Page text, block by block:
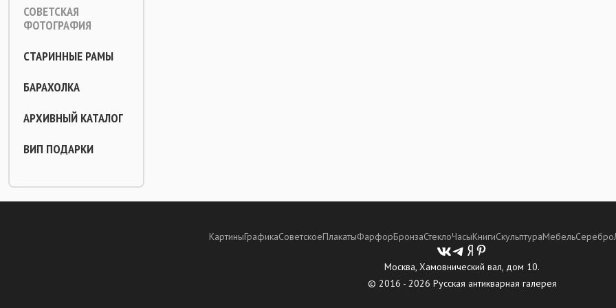
СОВЕТСКАЯ
ФОТОГРАФИЯ
СТАРИННЫЕ РАМЫ
БАРАХОЛКА
АРХИВНЫЙ КАТАЛОГ
ВИП ПОДАРКИ
КартиныГрафикаСоветскоеПлакатыФарфорБронзаСтеклоЧасыКнигиСкульптураМебельСеребро
Москва, Хамовнический вал, дом 10.
© 2016 - 2026 Русская антикварная галерея